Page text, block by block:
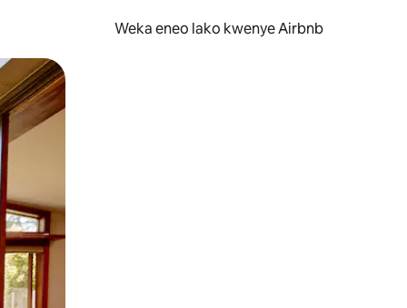
Weka eneo lako kwenye Airbnb